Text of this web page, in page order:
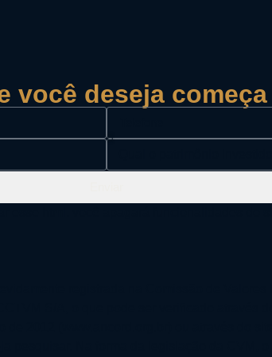
você deseja